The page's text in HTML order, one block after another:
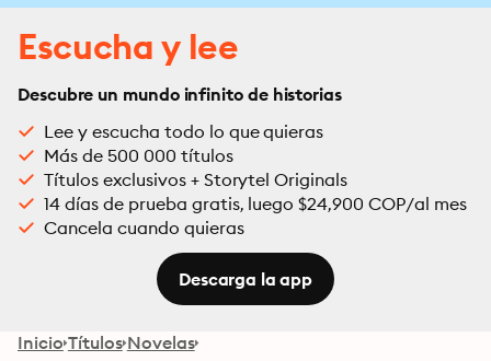
Escucha y lee
Descubre un mundo infinito de historias
Lee y escucha todo lo que quieras
Más de 500 000 títulos
Títulos exclusivos + Storytel Originals
14 días de prueba gratis, luego $24,900 COP/al mes
Cancela cuando quieras
Descarga la app
Inicio Títulos Novelas